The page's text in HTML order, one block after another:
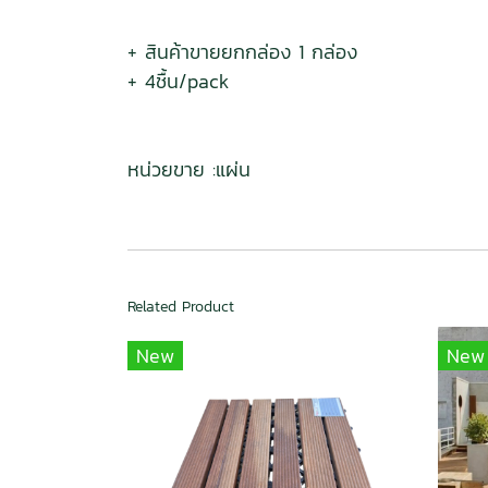
+ สินค้าขายยกกล่อง 1 กล่อง
+ 4ชื้น/pack
หน่วยขาย :แผ่น
Related Product
New New